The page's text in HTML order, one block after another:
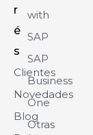
r
é
s
Clientes
Novedades
Blog
with
SAP
SAP
Business
One
Otras